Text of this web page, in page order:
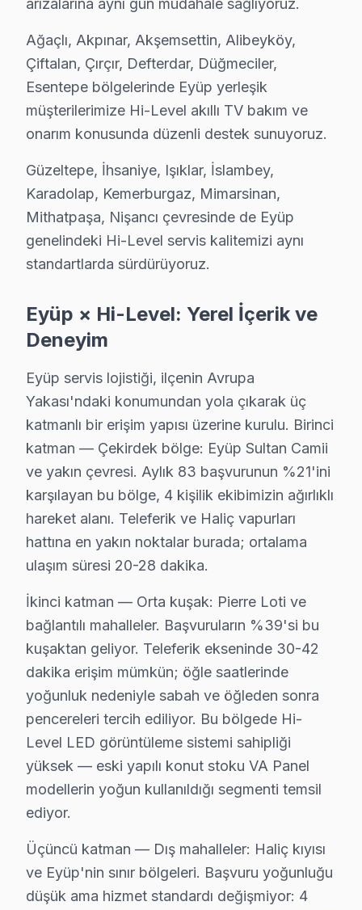
15 yıllık Hi-Level TV tamir deneyimi. Eyüp ve çevre
· Hi-Level fabrika servis sertifikası
· Orijinal ve OEM yedek parça tedarikçisi
· 2010'dan günümüze tüm Hi-Level modelleri
· Eyüp'de625+Hi-Level TV tamiri
· Müşteri memnuniyeti%96
· Ortalama tamir süresi:2–3 iş günü
· Tüm işlemler2 yıl garantili
↑ Hi-Level Servis Ana Sayfası
Eyüp Yakın İlçelerde Hi-Level Servisi
· Arnavutköy Hi-Level
· Avcılar Hi-Level
· Bakırköy Hi-Level
· Başakşehir Hi-Level
· Bayrampaşa Hi-Level
· Beşiktaş Hi-Level
Eyüp Diğer Marka Servisleri
· Eyüp Sony
· Eyüp Philips
· Eyüp iFFALCON
· Eyüp Samsung
· Eyüp LG
· Eyüp Panasonic
arızalarına aynı gün müdahale sağlıyoruz.
Ağaçlı, Akpınar, Akşemsettin, Alibeyköy,
Çiftalan, Çırçır, Defterdar, Düğmeciler,
Esentepe bölgelerinde Eyüp yerleşik
müşterilerimize Hi-Level akıllı TV bakım ve
onarım konusunda düzenli destek sunuyoruz.
Güzeltepe, İhsaniye, Işıklar, İslambey,
Karadolap, Kemerburgaz, Mimarsinan,
Mithatpaşa, Nişancı çevresinde de Eyüp
genelindeki Hi-Level servis kalitemizi aynı
standartlarda sürdürüyoruz.
Eyüp × Hi-Level: Yerel İçerik ve
Deneyim
Eyüp servis lojistiği, ilçenin Avrupa
Yakası'ndaki konumundan yola çıkarak üç
katmanlı bir erişim yapısı üzerine kurulu. Birinci
katman — Çekirdek bölge: Eyüp Sultan Camii
ve yakın çevresi. Aylık 83 başvurunun %21'ini
karşılayan bu bölge, 4 kişilik ekibimizin ağırlıklı
hareket alanı. Teleferik ve Haliç vapurları
hattına en yakın noktalar burada; ortalama
ulaşım süresi 20-28 dakika.
İkinci katman — Orta kuşak: Pierre Loti ve
bağlantılı mahalleler. Başvuruların %39'si bu
kuşaktan geliyor. Teleferik ekseninde 30-42
dakika erişim mümkün; öğle saatlerinde
yoğunluk nedeniyle sabah ve öğleden sonra
pencereleri tercih ediliyor. Bu bölgede Hi-
Level LED görüntüleme sistemi sahipliği
yüksek — eski yapılı konut stoku VA Panel
modellerin yoğun kullanıldığı segmenti temsil
ediyor.
Üçüncü katman — Dış mahalleler: Haliç kıyısı
ve Eyüp'nin sınır bölgeleri. Başvuru yoğunluğu
düşük ama hizmet standardı değişmiyor: 4